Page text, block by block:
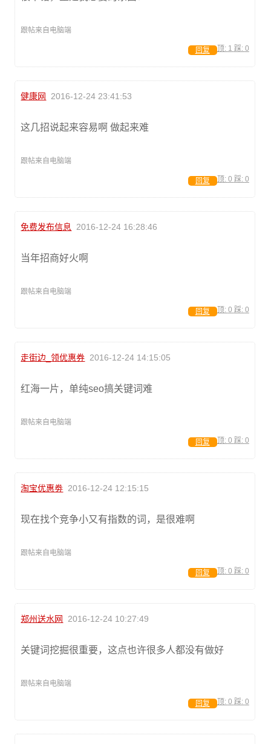
跟帖来自电脑端
顶: 1 踩: 0
回复
健康网 2016-12-24 23:41:53
这几招说起来容易啊 做起来难
跟帖来自电脑端
顶: 0 踩: 0
回复
免费发布信息 2016-12-24 16:28:46
当年招商好火啊
跟帖来自电脑端
顶: 0 踩: 0
回复
走街边_领优惠券 2016-12-24 14:15:05
红海一片，单纯seo搞关键词难
跟帖来自电脑端
顶: 0 踩: 0
回复
淘宝优惠劵 2016-12-24 12:15:15
现在找个竞争小又有指数的词，是很难啊
跟帖来自电脑端
顶: 0 踩: 0
回复
郑州送水网 2016-12-24 10:27:49
关键词挖掘很重要，这点也许很多人都没有做好
跟帖来自电脑端
顶: 0 踩: 0
回复